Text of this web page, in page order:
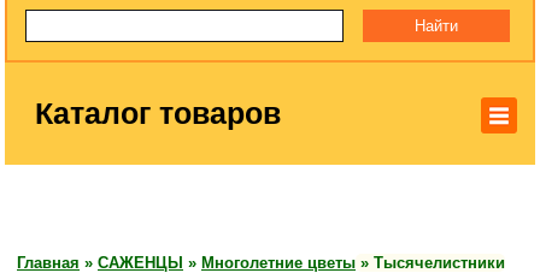
Каталог товаров
Главная » САЖЕНЦЫ » Многолетние цветы » Тысячелистники